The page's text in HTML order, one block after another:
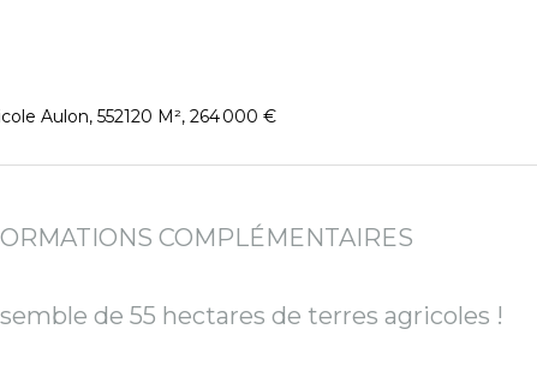
Aulon, 552120 M², 264 000 €
COMPLÉMENTAIRES
de 55 hectares de terres agricoles !